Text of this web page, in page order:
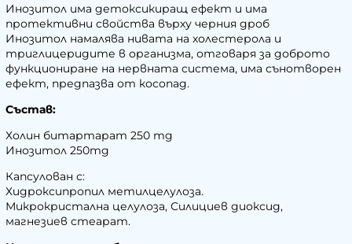
Инозитол има детоксикиращ ефект и има
протективни свойства върху черния дроб
Инозитол намалява нивата на холестерола и
триглицеридите в организма, отговаря за доброто
функциониране на нервната система, има сънотворен
ефект, предпазва от косопад.
Състав:
Холин битартарат 250 mg
Инозитол 250mg
Капсулован с:
Хидроксипропил метилцелулоза.
Микрокристална целулоза, Силициев диоксид,
магнезиев стеарат.